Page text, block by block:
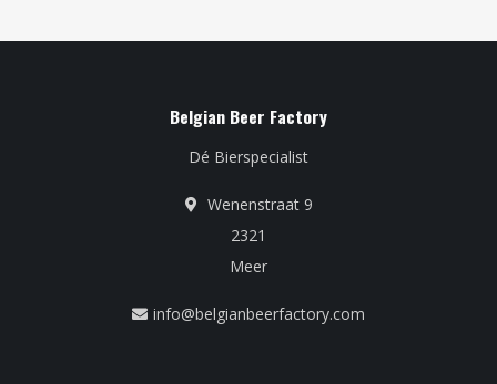
Belgian Beer Factory
Dé Bierspecialist
Wenenstraat 9
2321
Meer
info@belgianbeerfactory.com